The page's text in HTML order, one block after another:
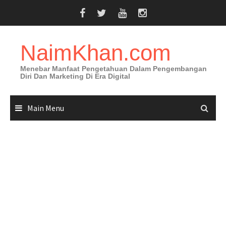
NaimKhan.com
Menebar Manfaat Pengetahuan Dalam Pengembangan
Diri Dan Marketing Di Era Digital
Main Menu